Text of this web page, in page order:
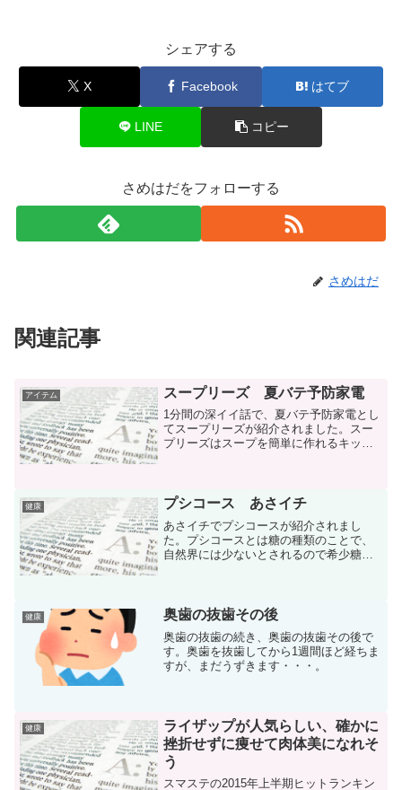
シェアする
X Facebook はてブ
LINE コピー
さめはだをフォローする
さめはだ
関連記事
アイテム スープリーズ 夏バテ予防家電
1分間の深イイ話で、夏バテ予防家電とし
てスープリーズが紹介されました。スー
プリーズはスープを簡単に作れるキッチ
いので、栄養価が...
健康 プシコース あさイチ
あさイチでプシコースが紹介されまし
た。プシコースとは糖の種類のことで、
自然界には少ないとされるので希少糖と
ダイエットとして効果がある...
健康 奥歯の抜歯その後
奥歯の抜歯の続き、奥歯の抜歯その後で
す。奥歯を抜歯してから1週間ほど経ちま
すが、まだうずきます・・・。
健康
ライザップが人気らしい、確かに
挫折せずに痩せて肉体美になれそ
う
スマステの2015年上半期ヒットランキン